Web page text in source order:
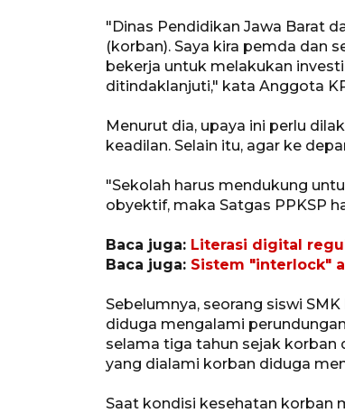
"Dinas Pendidikan Jawa Barat
(korban). Saya kira pemda dan
bekerja untuk melakukan
ditindaklanjuti," kata Anggota
Menurut dia, upaya ini perlu
keadilan. Selain itu, agar ke
"Sekolah harus mendukung
obyektif, maka Satgas PPKSP
Baca juga: Literasi digital
Baca juga: Sistem "interlock"
Sebelumnya, seorang siswi
diduga mengalami
selama tiga tahun sejak korban
yang dialami korban diduga
Saat kondisi kesehatan korban